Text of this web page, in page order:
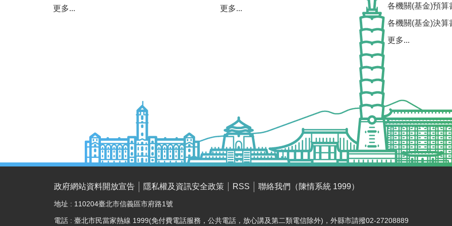
更多... 更多...
各機關(基金)預算
各機關(基金)決算
更多...
政府網站資料開放宣告 隱私權及資訊安全政策 RSS 聯絡我們（陳情系統 1999）
地址 : 110204臺北市信義區市府路1號
電話 : 臺北市民當家熱線 1999(免付費電話服務，公共電話，放心講及第二類電信除外)，外縣市請撥02-27208889